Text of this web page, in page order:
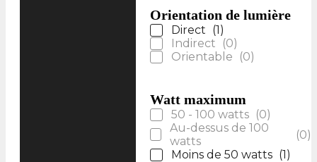
Orientation de lumière
Direct (1)
Indirect
(0)
Orientable
(0)
Watt maximum
50 - 100 watts (0)
Au-dessus de 100
watts
(0)
Moins de 50 watts (1)